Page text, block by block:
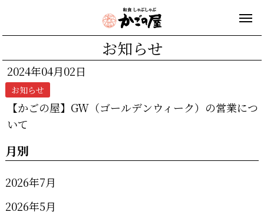
お知らせ
2024年04月02日
お知らせ
【かごの屋】GW（ゴールデンウィーク）の営業につ
いて
月別
2026年7月
2026年5月